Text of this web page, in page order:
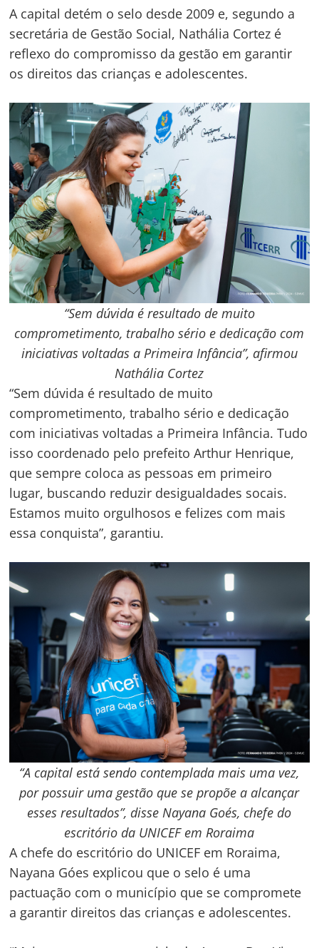
A capital detém o selo desde 2009 e, segundo a
secretária de Gestão Social, Nathália Cortez é
reflexo do compromisso da gestão em garantir
os direitos das crianças e adolescentes.
“Sem dúvida é resultado de muito
comprometimento, trabalho sério e dedicação com
iniciativas voltadas a Primeira Infância”, afirmou
Nathália Cortez
“Sem dúvida é resultado de muito
comprometimento, trabalho sério e dedicação
com iniciativas voltadas a Primeira Infância. Tudo
isso coordenado pelo prefeito Arthur Henrique,
que sempre coloca as pessoas em primeiro
lugar, buscando reduzir desigualdades socais.
Estamos muito orgulhosos e felizes com mais
essa conquista”, garantiu.
“A capital está sendo contemplada mais uma vez,
por possuir uma gestão que se propõe a alcançar
esses resultados”, disse Nayana Goés, chefe do
escritório da UNICEF em Roraima
A chefe do escritório do UNICEF em Roraima,
Nayana Góes explicou que o selo é uma
pactuação com o município que se compromete
a garantir direitos das crianças e adolescentes.
Navegação
de
Post